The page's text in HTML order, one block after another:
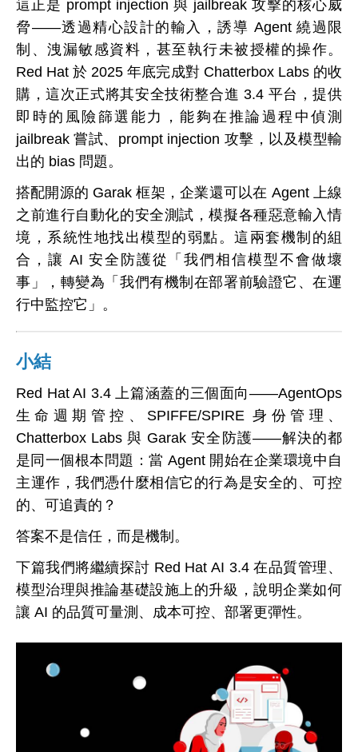
這正是 prompt injection 與 jailbreak 攻擊的核心威
脅——透過精心設計的輸入，誘導 Agent 繞過限
制、洩漏敏感資料，甚至執行未被授權的操作。
Red Hat 於 2025 年底完成對 Chatterbox Labs 的收
購，這次正式將其安全技術整合進 3.4 平台，提供
即時的風險篩選能力，能夠在推論過程中偵測
jailbreak 嘗試、prompt injection 攻擊，以及模型輸
出的 bias 問題。
搭配開源的 Garak 框架，企業還可以在 Agent 上線
之前進行自動化的安全測試，模擬各種惡意輸入情
境，系統性地找出模型的弱點。這兩套機制的組
合，讓 AI 安全防護從「我們相信模型不會做壞
事」，轉變為「我們有機制在部署前驗證它、在運
行中監控它」。
小結
Red Hat AI 3.4 上篇涵蓋的三個面向——AgentOps
生命週期管控、SPIFFE/SPIRE 身份管理、
Chatterbox Labs 與 Garak 安全防護——解決的都
是同一個根本問題：當 Agent 開始在企業環境中自
主運作，我們憑什麼相信它的行為是安全的、可控
的、可追責的？
答案不是信任，而是機制。
下篇我們將繼續探討 Red Hat AI 3.4 在品質管理、
模型治理與推論基礎設施上的升級，說明企業如何
讓 AI 的品質可量測、成本可控、部署更彈性。